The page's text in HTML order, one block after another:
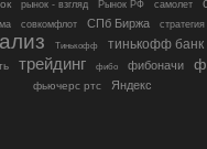
рынок - взгляд Рынок РФ самолет
совкомфлот СПб Биржа стратегия
Тинькофф тинькофф банк
трейдинг фибо фибоначи
фьючерс ртс Яндекс